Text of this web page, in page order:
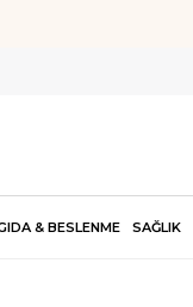
& BESLENME SAĞLIK